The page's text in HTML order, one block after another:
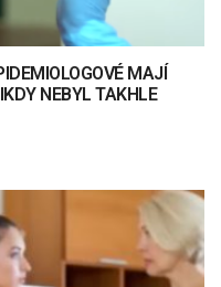
MAJÍ
NEBYL TAKHLE